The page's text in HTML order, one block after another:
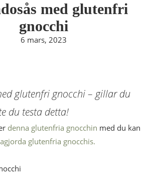
med glutenfri
gnocchi
6 mars, 2023
glutenfri gnocchi – gillar du
du testa detta!
denna glutenfria gnocchin med du kan
glutenfria gnocchis.